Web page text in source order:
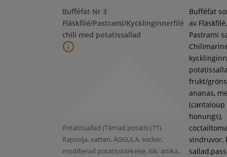
Bufféfat Nr 3
Fläskfilé/Pastrami/Kycklinginnerfilé
chili med potatissallad
Potatissallad (Tärnad potatis (71),
Rapsolja, vatten, ÄGGULA, socker,
modifierad potatisstärkelse, lök, ättika,
Bufféfat
av Fläskfilé,
Pastrami
frukt/
ananas,
(cantaloup
honungs),
vindruvor,